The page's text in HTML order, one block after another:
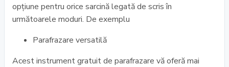
opțiune pentru orice sarcină legată de scris în
următoarele moduri. De exemplu
Parafrazare versatilă
Acest instrument gratuit de parafrazare vă oferă mai